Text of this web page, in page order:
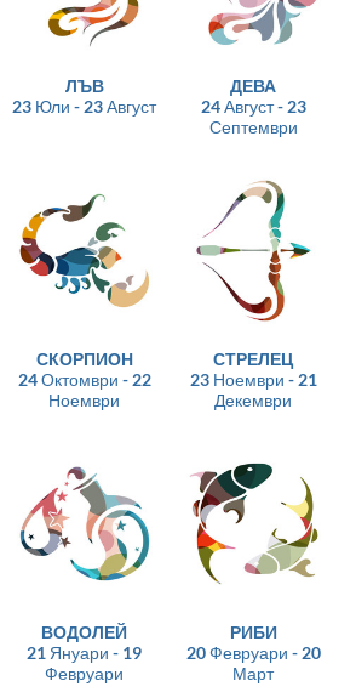
ЛЪВ
23 Юли - 23 Август
ДЕВА
24 Август - 23
Септември
СКОРПИОН
24 Октомври - 22
Ноември
СТРЕЛЕЦ
23 Ноември - 21
Декември
ВОДОЛЕЙ
21 Януари - 19
Февруари
РИБИ
20 Февруари - 20
Март